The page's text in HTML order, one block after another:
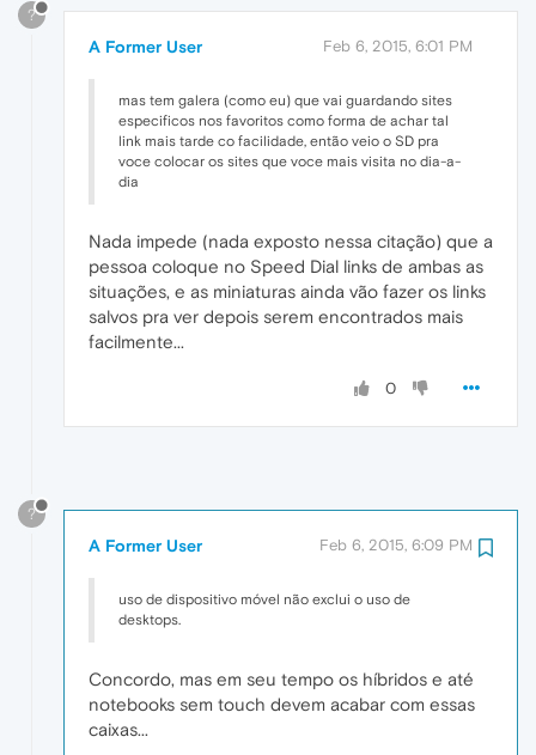
?
A Former User Feb 6, 2015, 6:01 PM
mas tem galera (como eu) que vai guardando sites
especificos nos favoritos como forma de achar tal
link mais tarde co facilidade, então veio o SD pra
voce colocar os sites que voce mais visita no dia-a-
dia
Nada impede (nada exposto nessa citação) que a
pessoa coloque no Speed Dial links de ambas as
situações, e as miniaturas ainda vão fazer os links
salvos pra ver depois serem encontrados mais
facilmente...
0
?
A Former User Feb 6, 2015, 6:09 PM
uso de dispositivo móvel não exclui o uso de
desktops.
Concordo, mas em seu tempo os híbridos e até
notebooks sem touch devem acabar com essas
caixas...